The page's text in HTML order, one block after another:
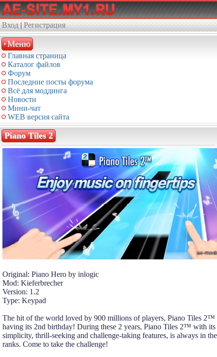
Вход | Регистрация
Меню
Главная страница
Каталог файлов
Форум
Последние посты форума
Всё для моддинга
Новости
Мини-чат
WEB версия сайта
Piano Tiles 2
Original: Piano Hero by inlogic
Mod: Kieferbrecher
Version: 1.2
Type: Keypad
The hit of the world loved by 900 millions of players, Piano Tiles 2™
having its 2nd birthday! During these 2 years, Piano Tiles 2™ with its
simplicity, thrill-seeking and challenge-taking features, is always in
ranks. Come to take the challenge!